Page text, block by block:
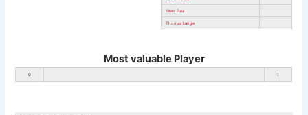
Silvio Paul
Thomas Lange
Most valuable Player
0 1